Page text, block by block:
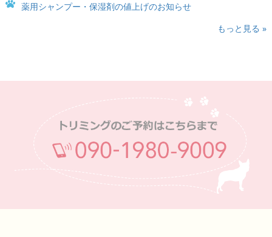
薬用シャンプー・保湿剤の値上げのお知らせ
もっと見る »